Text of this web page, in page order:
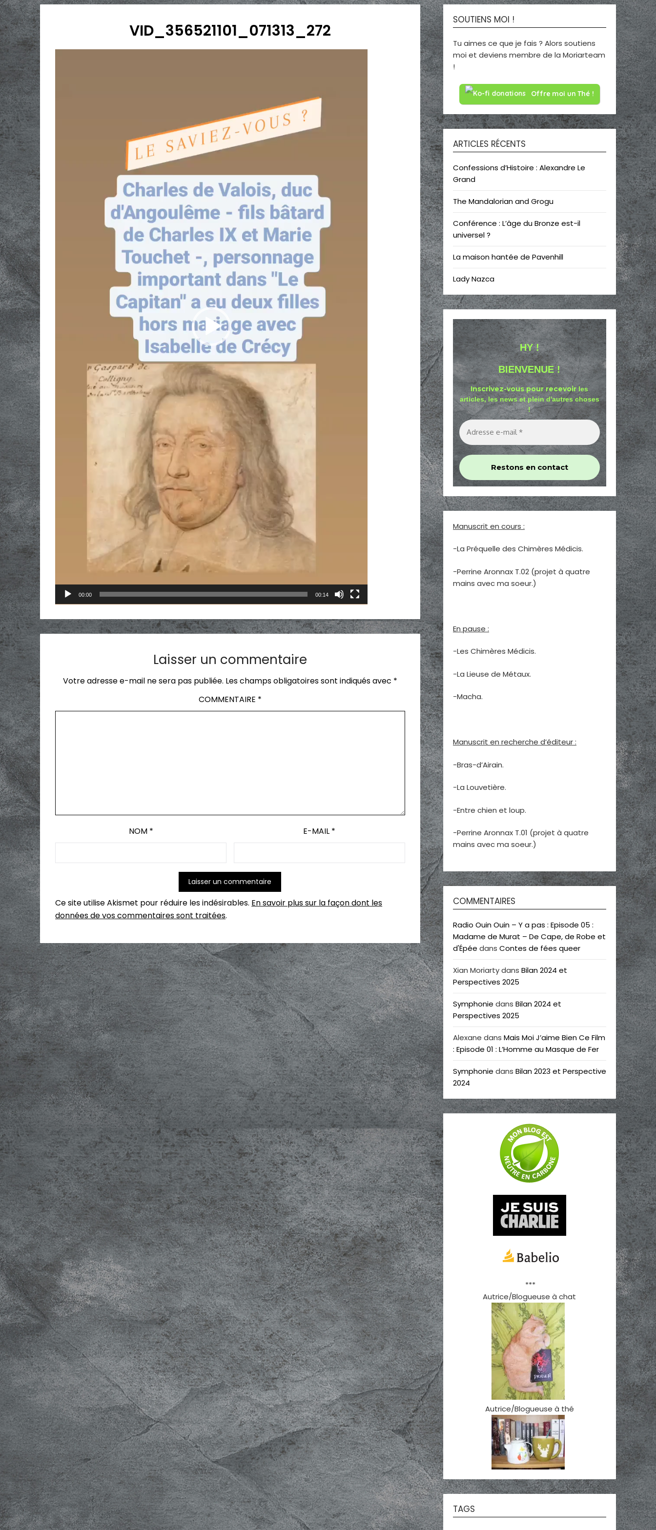
VID_356521101_071313_272
00:00 00:14
Laisser un commentaire
Votre adresse e-mail ne sera pas publiée. Les champs obligatoires sont indiqués avec *
COMMENTAIRE *
NOM * E-MAIL *
Ce site utilise Akismet pour réduire les indésirables. En savoir plus sur la façon dont les
données de vos commentaires sont traitées.
SOUTIENS MOI !
Tu aimes ce que je fais ? Alors soutiens
moi et deviens membre de la Moriarteam
!
Offre moi un Thé !
ARTICLES RÉCENTS
Confessions d’Histoire : Alexandre Le
Grand
The Mandalorian and Grogu
Conférence : L’âge du Bronze est-il
universel ?
La maison hantée de Pavenhill
Lady Nazca
HY !
BIENVENUE !
Inscrivez-vous pour recevoirles
articles, les news et plein d'autres choses
!
Manuscrit en cours :
-La Préquelle des Chimères Médicis.
-Perrine Aronnax T.02 (projet à quatre
mains avec ma soeur.)
En pause :
-Les Chimères Médicis.
-La Lieuse de Métaux.
-Macha.
Manuscrit en recherche d’éditeur :
-Bras-d’Airain.
-La Louvetière.
-Entre chien et loup.
-Perrine Aronnax T.01 (projet à quatre
mains avec ma soeur.)
COMMENTAIRES
Radio Ouin Ouin – Y a pas : Episode 05 :
Madame de Murat – De Cape, de Robe et
d'Épée dans Contes de fées queer
Xian Moriartydans Bilan 2024 et
Perspectives 2025
Symphonie dans Bilan 2024 et
Perspectives 2025
Alexane dans Mais Moi J’aime Bien Ce Film
: Episode 01 : L’Homme au Masque de Fer
Symphonie dans Bilan 2023 et Perspective
2024
***
Autrice/Blogueuse à chat
Autrice/Blogueuse à thé
TAGS